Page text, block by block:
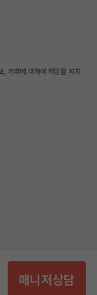
매니저상담
, 거래에 대하여 책임을 지지